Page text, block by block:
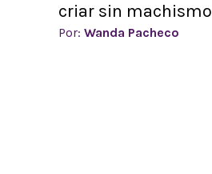
criar sin machismo
Por: Wanda Pacheco